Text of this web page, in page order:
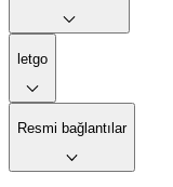
letgo
Resmi bağlantılar